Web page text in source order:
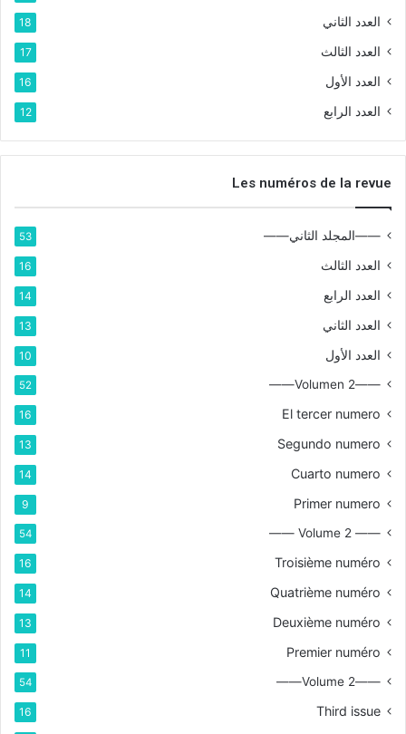
العدد الثاني 18
العدد الثالث 17
العدد الأول 16
العدد الرابع 12
Les numéros de la revue
——المجلد الثاني—— 53
العدد الثالث 16
العدد الرابع 14
العدد الثاني 13
العدد الأول 10
——Volumen 2——
52
El tercer numero
16
Segundo numero
13
Cuarto numero
14
Primer numero
9
—— Volume 2 ——
54
Troisième numéro
16
Quatrième numéro
14
Deuxième numéro
13
Premier numéro
11
——Volume 2——
54
Third issue
16